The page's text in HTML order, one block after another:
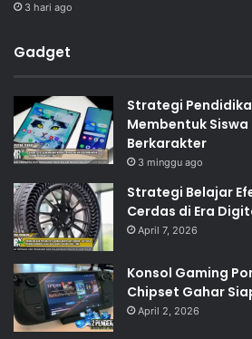
3 hari ago
Gadget
Strategi
Membentuk Siswa
Berkarakter
3 minggu ago
Strategi Belajar
Cerdas di Era
April 7, 2026
Konsol Gaming
Chipset Gahar
April 2, 2026